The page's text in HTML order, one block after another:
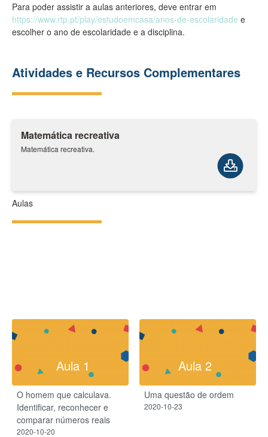
Para poder assistir a aulas anteriores, deve entrar em
https://www.rtp.pt/play/estudoemcasa/anos-de-escolaridade e
escolher o ano de escolaridade e a disciplina.
Atividades e Recursos Complementares
Matemática recreativa
Matemática recreativa.
Aulas
Aula 1
O homem que calculava.
Identificar, reconhecer e
comparar números reais
2020-10-20
Aula 2
Uma questão de ordem
2020-10-23